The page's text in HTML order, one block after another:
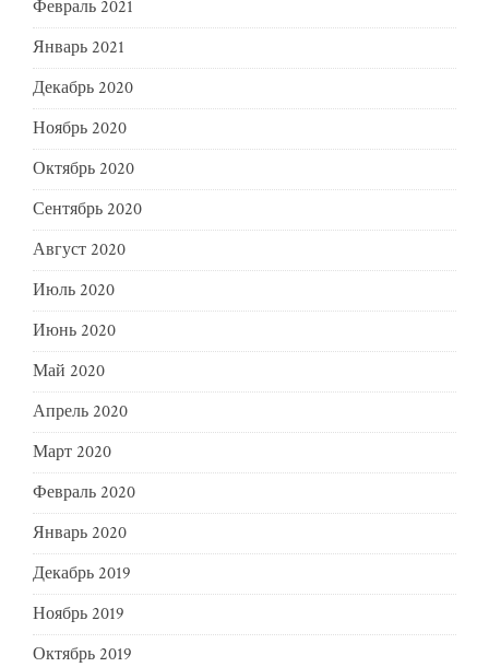
Февраль 2021
Январь 2021
Декабрь 2020
Ноябрь 2020
Октябрь 2020
Сентябрь 2020
Август 2020
Июль 2020
Июнь 2020
Май 2020
Апрель 2020
Март 2020
Февраль 2020
Январь 2020
Декабрь 2019
Ноябрь 2019
Октябрь 2019